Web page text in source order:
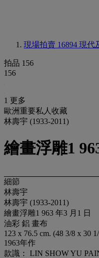
現場拍賣 16894 現代
拍品 156
156
1 更多
歐洲重要私人收藏
林壽宇 (1933-2011)
繪畫浮雕1
細節
林壽宇
林壽宇 (1933-2011)
繪畫浮雕1 963 年3 月1 日
油彩 鋁 畫布
123 x 76.5 cm. (48 3/8 x 30
1963年作
款識： LIN SHOW YU